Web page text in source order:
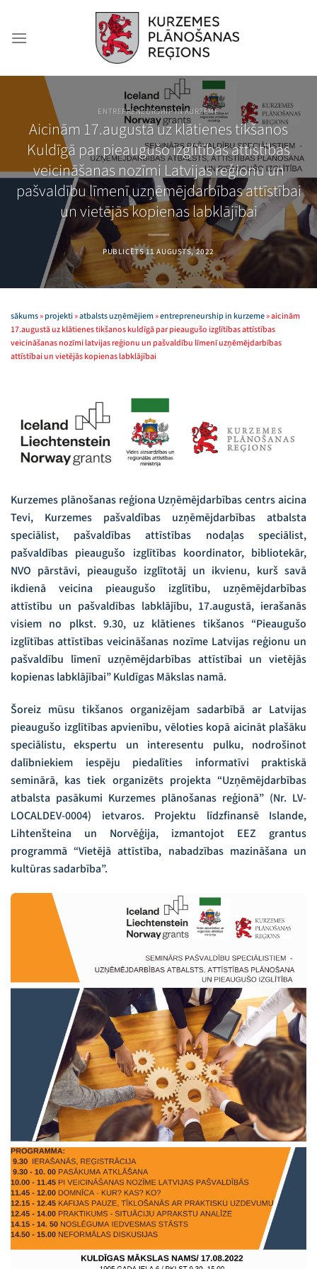
content
ENTREPRENEURSHIP IN KURZEME
Aicinām 17.augustā uz klātienes tikšanos
Kuldīgā par pieaugušo izglītības attīstības
veicināšanas nozīmi Latvijas reģionu un
pašvaldību līmenī uzņēmējdarbības attīstībai
un vietējās kopienas labklājībai
PUBLICĒTS11 AUGUSTS, 2022
sākums»projekti»atbalsts uzņēmējiem»entrepreneurship in kurzeme»aicinām
17.augustā uz klātienes tikšanos kuldīgā par pieaugušo izglītības attīstības
veicināšanas nozīmi latvijas reģionu un pašvaldību līmenī uzņēmējdarbības
attīstībai un vietējās kopienas labklājībai
Kurzemes plānošanas reģiona Uzņēmējdarbības centrs aicina
Tevi, Kurzemes pašvaldības uzņēmējdarbības atbalsta
speciālist, pašvaldības attīstības nodaļas speciālist,
pašvaldības pieaugušo izglītības koordinator, bibliotekār,
NVO pārstāvi, pieaugušo izglītotāj un ikvienu, kurš savā
ikdienā veicina pieaugušo izglītību, uzņēmējdarbības
attīstību un pašvaldības labklājību, 17.augustā, ierašanās
visiem no plkst. 9.30, uz klātienes tikšanos “Pieaugušo
izglītības attīstības veicināšanas nozīme Latvijas reģionu un
pašvaldību līmenī uzņēmējdarbības attīstībai un vietējās
kopienas labklājībai” Kuldīgas Mākslas namā.
Šoreiz mūsu tikšanos organizējam sadarbībā ar Latvijas
pieaugušo izglītības apvienību, vēloties kopā aicināt plašāku
speciālistu, ekspertu un interesentu pulku, nodrošinot
dalībniekiem iespēju piedalīties informatīvi praktiskā
seminārā, kas tiek organizēts projekta “Uzņēmējdarbības
atbalsta pasākumi Kurzemes plānošanas reģionā” (Nr. LV-
LOCALDEV-0004) ietvaros. Projektu līdzfinansē Islande,
Lihtenšteina un Norvēģija, izmantojot EEZ grantus
programmā “Vietējā attīstība, nabadzības mazināšana un
kultūras sadarbība”.